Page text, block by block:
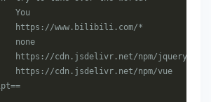
You
https://www.bilibili.com/*
none
https://cdn.jsdelivr.net/npm/
https://cdn.jsdelivr.net/npm/vue